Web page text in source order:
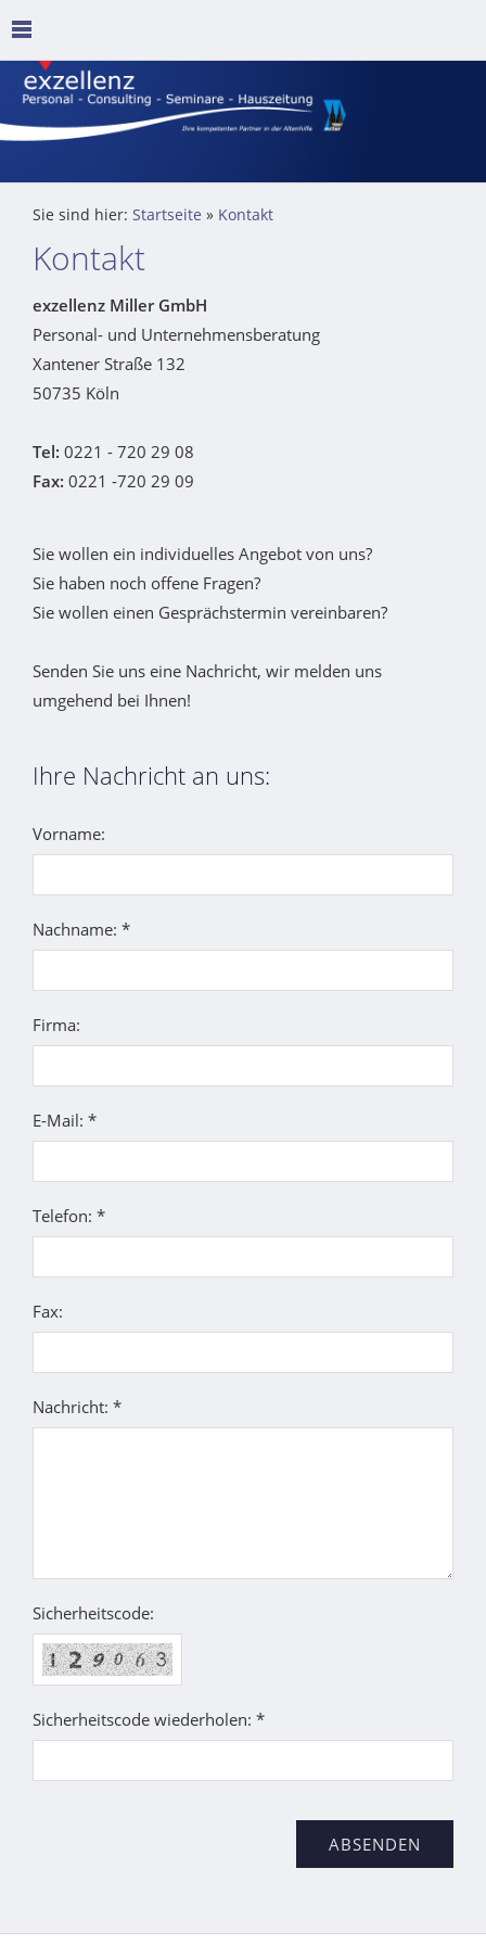
Sie sind hier: Startseite » Kontakt
Kontakt
exzellenz Miller GmbH
Personal- und Unternehmensberatung
Xantener Straße 132
50735 Köln
Tel: 0221 - 720 29 08
Fax: 0221 -720 29 09
Sie wollen ein individuelles Angebot von uns?
Sie haben noch offene Fragen?
Sie wollen einen Gesprächstermin vereinbaren?
Senden Sie uns eine Nachricht, wir melden uns
umgehend bei Ihnen!
Ihre Nachricht an uns:
Vorname:
Nachname: *
Firma:
E-Mail: *
Telefon: *
Fax:
Nachricht: *
Sicherheitscode:
Sicherheitscode wiederholen: *